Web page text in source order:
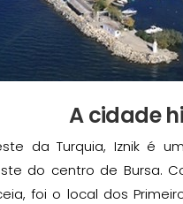
A cidade
da Turquia, Iznik é
do centro de Bursa.
foi o local dos